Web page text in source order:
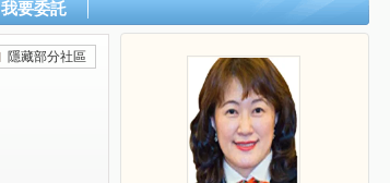
我要委託
隱藏部分社區